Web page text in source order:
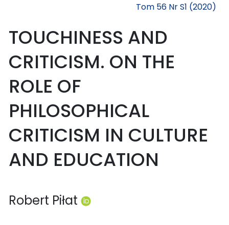
Tom 56 Nr S1 (2020)
TOUCHINESS AND
CRITICISM. ON THE
ROLE OF
PHILOSOPHICAL
CRITICISM IN CULTURE
AND EDUCATION
Robert Piłat